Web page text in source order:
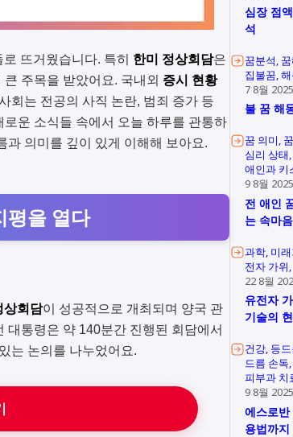
뜨거웠습니다. 특히 한미 정상회담은
주목을 받았어요. 국내외 증시 현황
회는 전공의 사직 논란, 범죄 증가 등
운 소식들 속에서 오늘 하루를 관통하
과 의미를 깊이 있게 이해해 보아요.
평을 열다
상회담이 성공적으로 개최되며 양국 관
대통령은 약 140분간 진행된 회담에서
는 논의를 나누었어요.
심장 점
석
꿈분석
집불꿈
7 8월 2025
불 꿈 해
꿈 의미
심리 상태
애인과 키
9 8월 2025
전 애인
는 속마음
과학 미
전자 가위
22 8월
유전자
기술의
건강 등
드름 손독
피부과 치
9 8월 2025
에스로
용법까지